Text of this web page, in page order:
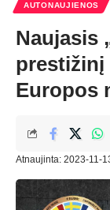
AUTONAUJIENOS
Naujasis
prestižinį
Europos
Atnaujinta: 2023-11-